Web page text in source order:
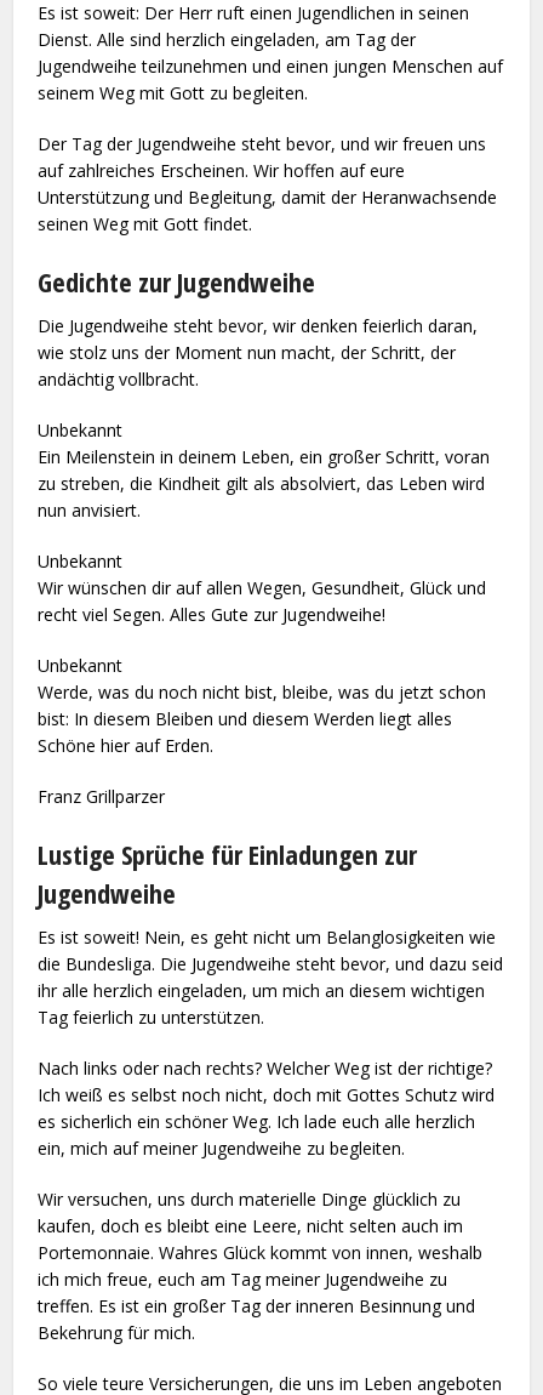
Es ist soweit: Der Herr ruft einen Jugendlichen in seinen
Dienst. Alle sind herzlich eingeladen, am Tag der
Jugendweihe teilzunehmen und einen jungen Menschen auf
seinem Weg mit Gott zu begleiten.
Der Tag der Jugendweihe steht bevor, und wir freuen uns
auf zahlreiches Erscheinen. Wir hoffen auf eure
Unterstützung und Begleitung, damit der Heranwachsende
seinen Weg mit Gott findet.
Gedichte zur Jugendweihe
Die Jugendweihe steht bevor, wir denken feierlich daran,
wie stolz uns der Moment nun macht, der Schritt, der
andächtig vollbracht.
Unbekannt
Ein Meilenstein in deinem Leben, ein großer Schritt, voran
zu streben, die Kindheit gilt als absolviert, das Leben wird
nun anvisiert.
Unbekannt
Wir wünschen dir auf allen Wegen, Gesundheit, Glück und
recht viel Segen. Alles Gute zur Jugendweihe!
Unbekannt
Werde, was du noch nicht bist, bleibe, was du jetzt schon
bist: In diesem Bleiben und diesem Werden liegt alles
Schöne hier auf Erden.
Franz Grillparzer
Lustige Sprüche für Einladungen zur
Jugendweihe
Es ist soweit! Nein, es geht nicht um Belanglosigkeiten wie
die Bundesliga. Die Jugendweihe steht bevor, und dazu seid
ihr alle herzlich eingeladen, um mich an diesem wichtigen
Tag feierlich zu unterstützen.
Nach links oder nach rechts? Welcher Weg ist der richtige?
Ich weiß es selbst noch nicht, doch mit Gottes Schutz wird
es sicherlich ein schöner Weg. Ich lade euch alle herzlich
ein, mich auf meiner Jugendweihe zu begleiten.
Wir versuchen, uns durch materielle Dinge glücklich zu
kaufen, doch es bleibt eine Leere, nicht selten auch im
Portemonnaie. Wahres Glück kommt von innen, weshalb
ich mich freue, euch am Tag meiner Jugendweihe zu
treffen. Es ist ein großer Tag der inneren Besinnung und
Bekehrung für mich.
So viele teure Versicherungen, die uns im Leben angeboten